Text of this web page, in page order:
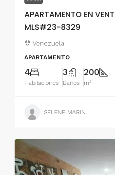
APARTAMENTO EN
MLS#23-8329
Venezuela
APARTAMENTO
4
Habitaciones
3
Baños
200
m²
SELENE MARIN